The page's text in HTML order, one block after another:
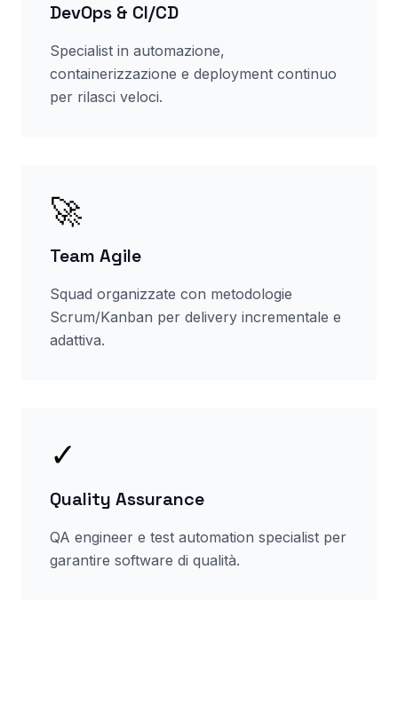
DevOps & CI/CD
Specialist in automazione,
containerizzazione e deployment continuo
per rilasci veloci.
🚀
Team Agile
Squad organizzate con metodologie
Scrum/Kanban per delivery incrementale e
adattiva.
✓
Quality Assurance
QA engineer e test automation specialist per
garantire software di qualità.